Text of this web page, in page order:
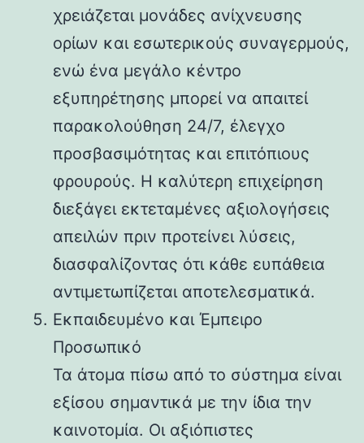
χρειάζεται μονάδες ανίχνευσης
ορίων και εσωτερικούς συναγερμούς,
ενώ ένα μεγάλο κέντρο
εξυπηρέτησης μπορεί να απαιτεί
παρακολούθηση 24/7, έλεγχο
προσβασιμότητας και επιτόπιους
φρουρούς. Η καλύτερη επιχείρηση
διεξάγει εκτεταμένες αξιολογήσεις
απειλών πριν προτείνει λύσεις,
διασφαλίζοντας ότι κάθε ευπάθεια
αντιμετωπίζεται αποτελεσματικά.
Εκπαιδευμένο και Έμπειρο
Προσωπικό
Τα άτομα πίσω από το σύστημα είναι
εξίσου σημαντικά με την ίδια την
καινοτομία. Οι αξιόπιστες